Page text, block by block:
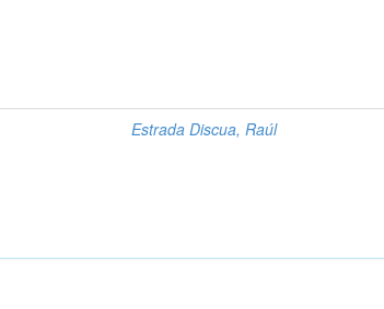
Estrada Discua, Raúl